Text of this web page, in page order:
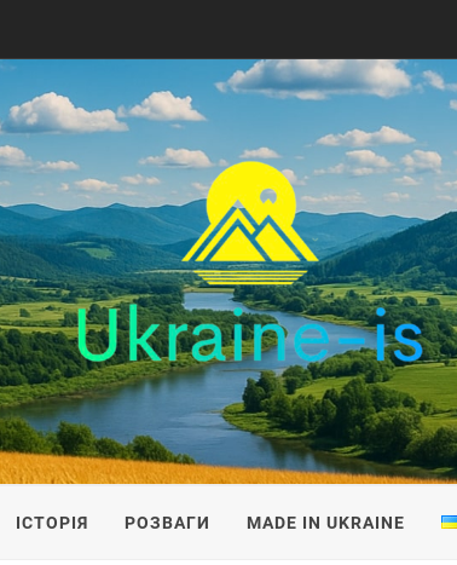
ІСТОРІЯ РОЗВАГИ MADE IN UKRAINE